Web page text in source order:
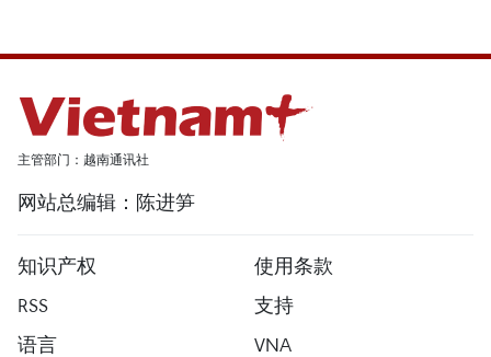
主管部门：越南通讯社
网站总编辑：陈进笋
知识产权
使用条款
RSS
支持
语言
VNA